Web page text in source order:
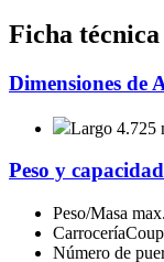
Ficha técnica
Dimensiones de
Largo 4.725
Peso y
Peso/Masa
Carrocería
Número de